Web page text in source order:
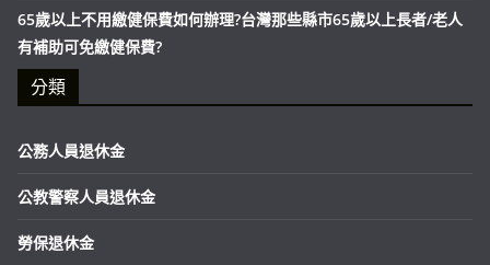
65歲以上不用繳健保費如何辦理?台灣那些縣市65歲以上長者/老人
有補助可免繳健保費?
分類
公務人員退休金
公教警察人員退休金
勞保退休金